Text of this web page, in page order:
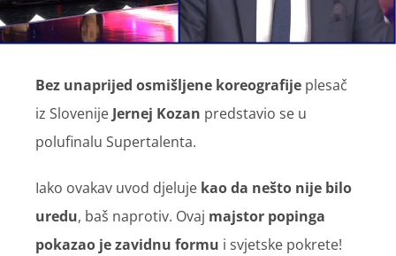
Bez unaprijed osmišljene koreografije plesač
iz Slovenije Jernej Kozan predstavio se u
polufinalu Supertalenta.
Iako ovakav uvod djeluje kao da nešto nije bilo
uredu, baš naprotiv. Ovaj majstor popinga
pokazao je zavidnu formu i svjetske pokrete!